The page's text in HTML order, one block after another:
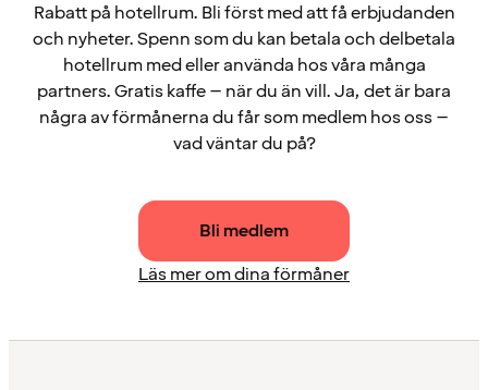
Rabatt på hotellrum. Bli först med att få erbjudanden
och nyheter. Spenn som du kan betala och delbetala
hotellrum med eller använda hos våra många
partners. Gratis kaffe – när du än vill. Ja, det är bara
några av förmånerna du får som medlem hos oss –
vad väntar du på?
Bli medlem
Läs mer om dina förmåner